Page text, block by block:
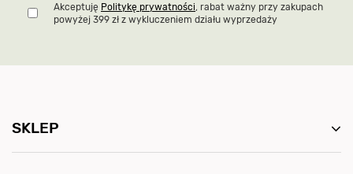
Akceptuję Politykę prywatności, rabat ważny przy zakupach
powyżej 399 zł z wykluczeniem działu wyprzedaży
SKLEP